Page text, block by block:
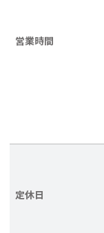
営業時間
定休日